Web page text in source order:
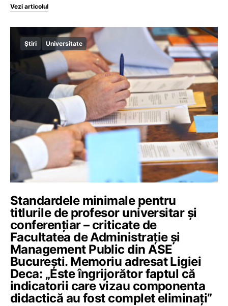
Vezi articolul
Știri Universitate
Standardele minimale pentru
titlurile de profesor universitar și
conferențiar – criticate de
Facultatea de Administrație și
Management Public din ASE
București. Memoriu adresat Ligiei
Deca: „Este îngrijorător faptul că
indicatorii care vizau componenta
didactică au fost complet eliminați”